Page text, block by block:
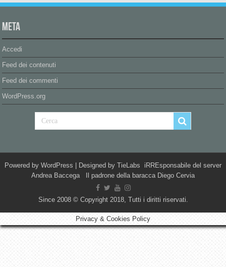
Meta
Accedi
Feed dei contenuti
Feed dei commenti
WordPress.org
Powered by WordPress | Designed by TieLabs iRREsponsabile del server
Andrea Baccega Il padrone della baracca Diego Cervia
Since 2008 © Copyright 2018, Tutti i diritti riservati.
Privacy & Cookies Policy